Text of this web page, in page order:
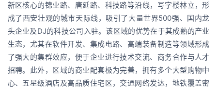
新区核心的锦业路、唐延路、科技路等沿线，写字楼林立，形
成了西安壮观的城市天际线，吸引了大量世界500强、国内龙
头企业及DJ的科技公司入驻。该区域的优势在于其成熟的产业
生态，尤其在软件开发、集成电路、高端装备制造等领域形成
了强大的集群效应，便于企业进行技术交流、商务合作与人才
招聘。此外，区域的商业配套极为完善，拥有多个大型购物中
心、五星级酒店及高品质住宅区，交通网络发达，地铁覆盖密